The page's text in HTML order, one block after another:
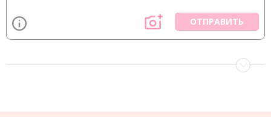
ОТПРАВИТЬ